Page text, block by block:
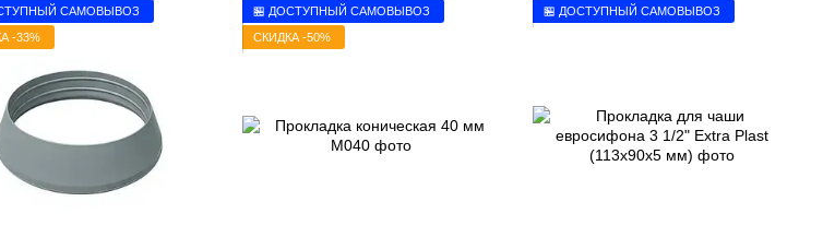
САМОВЫВОЗ
-33%
🏪 ДОСТУПНЫЙ САМОВЫВОЗ
СКИДКА -50%
🏪 ДОСТУПНЫЙ САМОВЫВОЗ